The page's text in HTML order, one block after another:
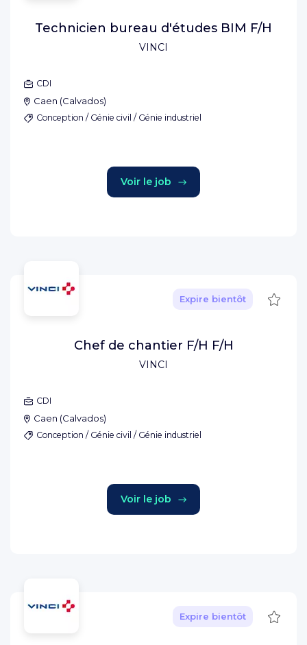
VINCI
Technicien bureau d'études BIM F/H
CDI
Caen (Calvados)
Conception / Génie civil / Génie industriel
Voir le job
VINCI
Expire bientôt
Chef de chantier F/H F/H
CDI
Caen (Calvados)
Conception / Génie civil / Génie industriel
Voir le job
Expire bientôt